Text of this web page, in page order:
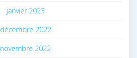
janvier 2023
décembre 2022
novembre 2022